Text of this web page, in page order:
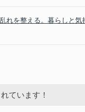
れを整える。暮らしと気
ています！